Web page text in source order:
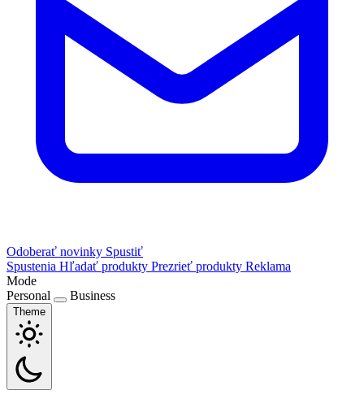
Odoberať novinky Spustiť
Spustenia Hľadať produkty Prezrieť produkty Reklama
Mode
Personal
Business
Theme